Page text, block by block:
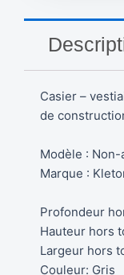
24"
x
24"
x
72"
-
Casier –
de
Modèle : Non-
Marque :
Profondeur
Hauteur hors
Largeur hors
Couleur: Gris